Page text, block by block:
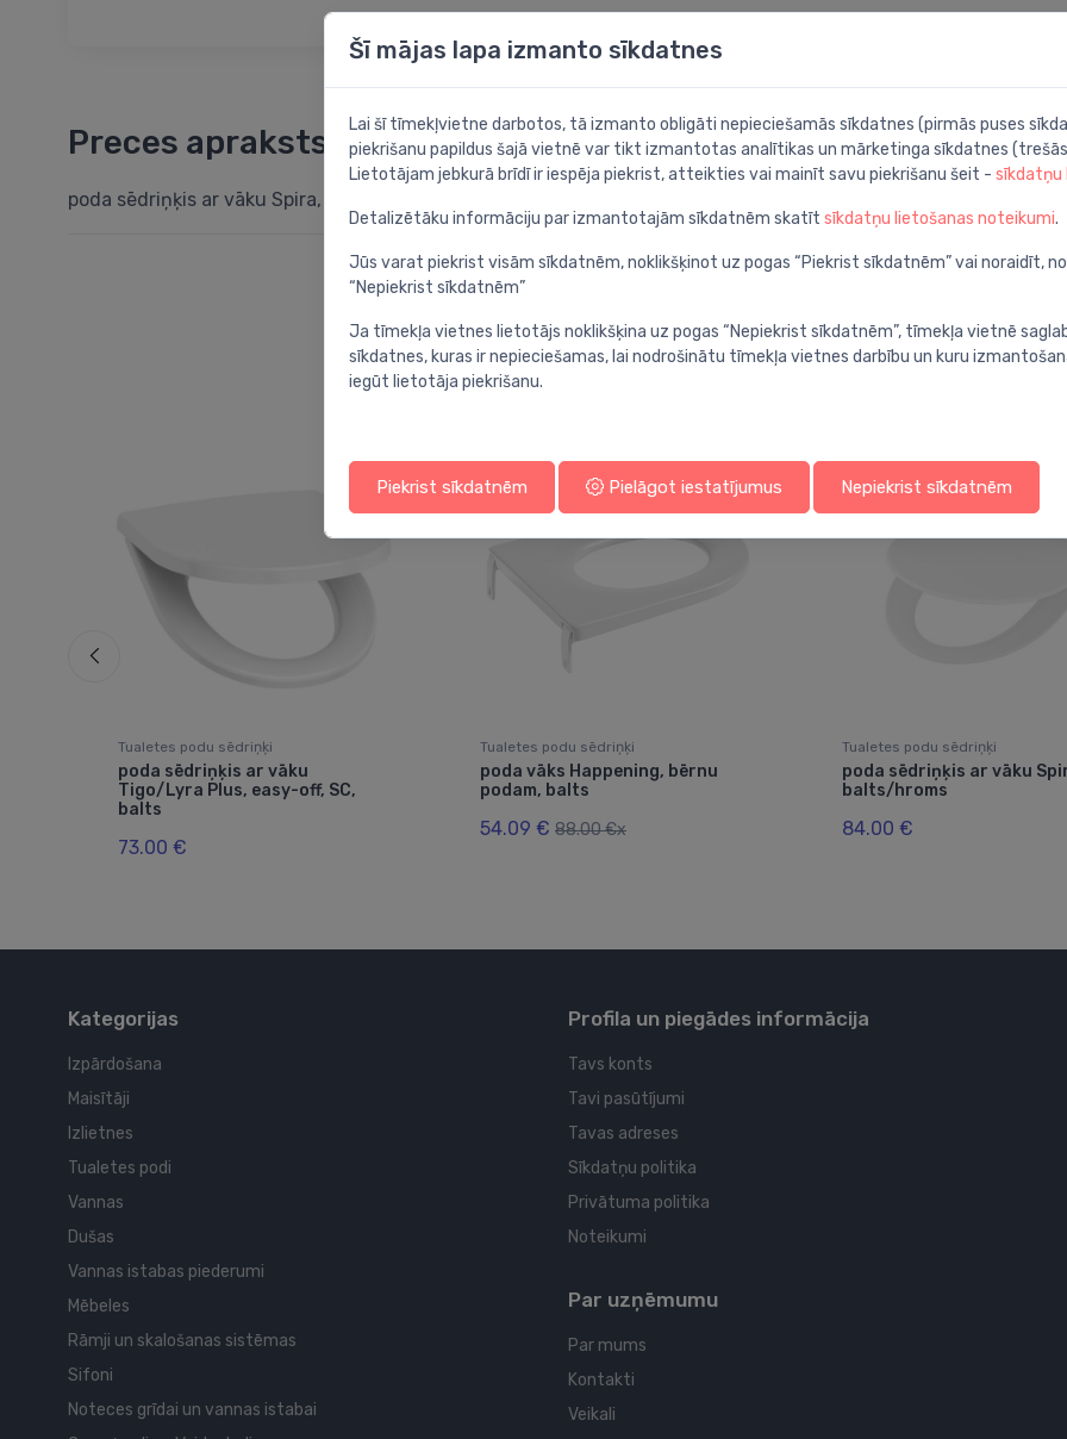
Preces apraksts
poda sēdriņķis ar vāku Spira, QR, mīkstais, balts /kastē/
Jums varētu arī interesēt
Tualetes podu sēdriņķi
poda sēdriņķis ar vāku
Tigo/Lyra Plus, easy-off, SC,
balts
73.00 €
Tualetes podu sēdriņķi
poda vāks Happening, bērnu
podam, balts
54.09 € 88.00 €x
Tualetes podu sēdriņķi
poda sēdriņķis ar vāku
balts/hroms
84.00 €
Kategorijas
Izpārdošana
Maisītāji
Izlietnes
Tualetes podi
Vannas
Dušas
Vannas istabas piederumi
Mēbeles
Rāmji un skalošanas sistēmas
Sifoni
Noteces grīdai un vannas istabai
Profila un piegādes informācija
Tavs konts
Tavi pasūtījumi
Tavas adreses
Sīkdatņu politika
Privātuma politika
Noteikumi
Par uzņēmumu
Par mums
Kontakti
Veikali
Šī mājas lapa izmanto sīkdatnes
Lai šī tīmekļvietne darbotos, tā izmanto obligāti nepieciešamās sīkdatnes (pirmās puses
piekrišanu papildus šajā vietnē var tikt izmantotas analītikas un mārketinga sīkdatnes
Lietotājam jebkurā brīdī ir iespēja piekrist, atteikties vai mainīt savu piekrišanu šeit - sīkdatņu
Detalizētāku informāciju par izmantotajām sīkdatnēm skatīt sīkdatņu lietošanas noteikumi.
Jūs varat piekrist visām sīkdatnēm, noklikšķinot uz pogas “Piekrist sīkdatnēm” vai noraidīt,
“Nepiekrist sīkdatnēm”
Ja tīmekļa vietnes lietotājs noklikšķina uz pogas “Nepiekrist sīkdatnēm”, tīmekļa vietnē
sīkdatnes, kuras ir nepieciešamas, lai nodrošinātu tīmekļa vietnes darbību un kuru
iegūt lietotāja piekrišanu.
Piekrist sīkdatnēm Pielāgot iestatījumus Nepiekrist sīkdatnēm